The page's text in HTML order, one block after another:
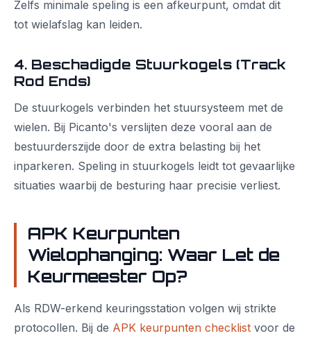
Zelfs minimale speling is een afkeurpunt, omdat dit
tot wielafslag kan leiden.
4. Beschadigde Stuurkogels (Track
Rod Ends)
De stuurkogels verbinden het stuursysteem met de
wielen. Bij Picanto's verslijten deze vooral aan de
bestuurderszijde door de extra belasting bij het
inparkeren. Speling in stuurkogels leidt tot gevaarlijke
situaties waarbij de besturing haar precisie verliest.
APK Keurpunten
Wielophanging: Waar Let de
Keurmeester Op?
Als RDW-erkend keuringsstation volgen wij strikte
protocollen. Bij de APK keurpunten checklist voor de